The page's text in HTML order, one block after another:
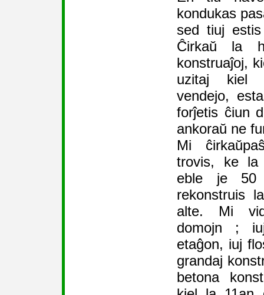
kondukas
sed tiuj
Ĉirkaŭ la
konstruaĵoj,
uzitaj kiel
vendejo,
forĵetis ĉiun
ankoraŭ ne
Mi
trovis, ke la
eble je 50
rekonstruis
alte. Mi
domojn ;
etaĝon, iuj
grandaj
betona